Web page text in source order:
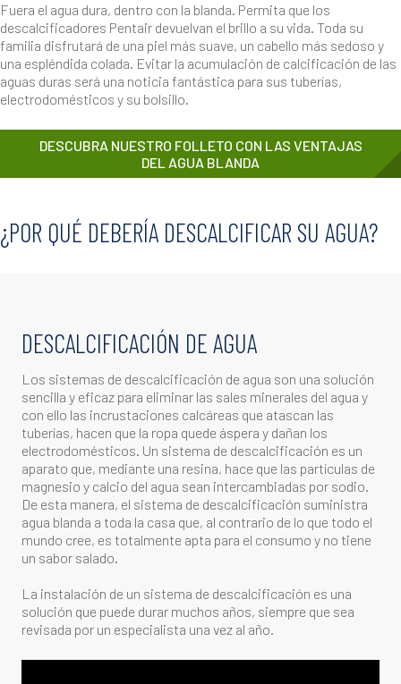
Fuera el agua dura, dentro con la blanda. Permita que los
descalcificadores Pentair devuelvan el brillo a su vida. Toda su
familia disfrutará de una piel más suave, un cabello más sedoso y
una espléndida colada. Evitar la acumulación de calcificación de las
aguas duras será una noticia fantástica para sus tuberías,
electrodomésticos y su bolsillo.
DESCUBRA NUESTRO FOLLETO CON LAS VENTAJAS
DEL AGUA BLANDA
¿POR QUÉ DEBERÍA DESCALCIFICAR SU AGUA?
DESCALCIFICACIÓN DE AGUA
Los sistemas de descalcificación de agua son una solución
sencilla y eficaz para eliminar las sales minerales del agua y
con ello las incrustaciones calcáreas que atascan las
tuberías, hacen que la ropa quede áspera y dañan los
electrodomésticos. Un sistema de descalcificación es un
aparato que, mediante una resina, hace que las partículas de
magnesio y calcio del agua sean intercambiadas por sodio.
De esta manera, el sistema de descalcificación suministra
agua blanda a toda la casa que, al contrario de lo que todo el
mundo cree, es totalmente apta para el consumo y no tiene
un sabor salado.
La instalación de un sistema de descalcificación es una
solución que puede durar muchos años, siempre que sea
revisada por un especialista una vez al año.